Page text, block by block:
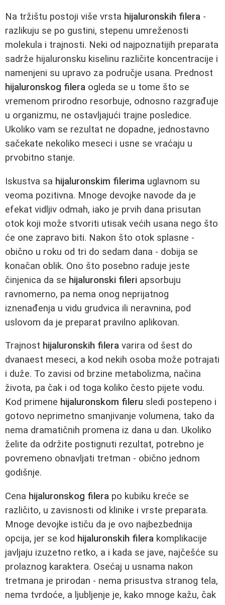
Na tržištu postoji više vrsta hijaluronskih filera -
razlikuju se po gustini, stepenu umreženosti
molekula i trajnosti. Neki od najpoznatijih preparata
sadrže hijaluronsku kiselinu različite koncentracije i
namenjeni su upravo za područje usana. Prednost
hijaluronskog filera ogleda se u tome što se
vremenom prirodno resorbuje, odnosno razgrađuje
u organizmu, ne ostavljajući trajne posledice.
Ukoliko vam se rezultat ne dopadne, jednostavno
sačekate nekoliko meseci i usne se vraćaju u
prvobitno stanje.
Iskustva sa hijaluronskim filerima uglavnom su
veoma pozitivna. Mnoge devojke navode da je
efekat vidljiv odmah, iako je prvih dana prisutan
otok koji može stvoriti utisak većih usana nego što
će one zapravo biti. Nakon što otok splasne -
obično u roku od tri do sedam dana - dobija se
konačan oblik. Ono što posebno raduje jeste
činjenica da se hijaluronski fileri apsorbuju
ravnomerno, pa nema onog neprijatnog
iznenađenja u vidu grudvica ili neravnina, pod
uslovom da je preparat pravilno aplikovan.
Trajnost hijaluronskih filera varira od šest do
dvanaest meseci, a kod nekih osoba može potrajati
i duže. To zavisi od brzine metabolizma, načina
života, pa čak i od toga koliko često pijete vodu.
Kod primene hijaluronskom fileru sledi postepeno i
gotovo neprimetno smanjivanje volumena, tako da
nema dramatičnih promena iz dana u dan. Ukoliko
želite da održite postignuti rezultat, potrebno je
povremeno obnavljati tretman - obično jednom
godišnje.
Cena hijaluronskog filera po kubiku kreće se
različito, u zavisnosti od klinike i vrste preparata.
Mnoge devojke ističu da je ovo najbezbednija
opcija, jer se kod hijaluronskih filera komplikacije
javljaju izuzetno retko, a i kada se jave, najčešće su
prolaznog karaktera. Osećaj u usnama nakon
tretmana je prirodan - nema prisustva stranog tela,
nema tvrdoće, a ljubljenje je, kako mnoge kažu, čak